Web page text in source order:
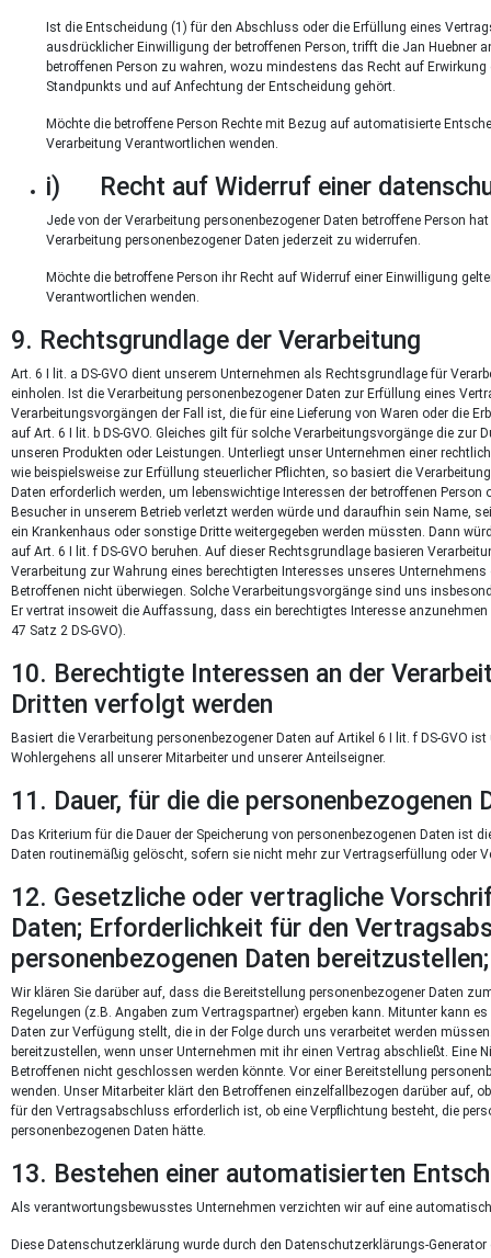
Ist die Entscheidung (1) für den Abschluss oder die Erfüllung eines
ausdrücklicher Einwilligung der betroffenen Person, trifft die Jan Huebner
betroffenen Person zu wahren, wozu mindestens das Recht auf
Standpunkts und auf Anfechtung der Entscheidung gehört.
Möchte die betroffene Person Rechte mit Bezug auf automatisierte
Verarbeitung Verantwortlichen wenden.
i) Recht auf Widerruf einer
Jede von der Verarbeitung personenbezogener Daten betroffene Person
Verarbeitung personenbezogener Daten jederzeit zu widerrufen.
Möchte die betroffene Person ihr Recht auf Widerruf einer Einwilligung
Verantwortlichen wenden.
9. Rechtsgrundlage der Verarbeitung
Art. 6 I lit. a DS-GVO dient unserem Unternehmen als Rechtsgrundlage für
einholen. Ist die Verarbeitung personenbezogener Daten zur Erfüllung eines
Verarbeitungsvorgängen der Fall ist, die für eine Lieferung von Waren oder die
auf Art. 6 I lit. b DS-GVO. Gleiches gilt für solche Verarbeitungsvorgänge die
unseren Produkten oder Leistungen. Unterliegt unser Unternehmen einer
wie beispielsweise zur Erfüllung steuerlicher Pflichten, so basiert die
Daten erforderlich werden, um lebenswichtige Interessen der betroffenen
Besucher in unserem Betrieb verletzt werden würde und daraufhin sein Name,
ein Krankenhaus oder sonstige Dritte weitergegeben werden müssten. Dann
auf Art. 6 I lit. f DS-GVO beruhen. Auf dieser Rechtsgrundlage basieren
Verarbeitung zur Wahrung eines berechtigten Interesses unseres
Betroffenen nicht überwiegen. Solche Verarbeitungsvorgänge sind uns
Er vertrat insoweit die Auffassung, dass ein berechtigtes Interesse
47 Satz 2 DS-GVO).
10. Berechtigte Interessen an der
Dritten verfolgt werden
Basiert die Verarbeitung personenbezogener Daten auf Artikel 6 I lit. f DS-GVO
Wohlergehens all unserer Mitarbeiter und unserer Anteilseigner.
11. Dauer, für die die personenbezogenen
Das Kriterium für die Dauer der Speicherung von personenbezogenen Daten ist
Daten routinemäßig gelöscht, sofern sie nicht mehr zur Vertragserfüllung oder
12. Gesetzliche oder vertragliche
Daten; Erforderlichkeit für den
personenbezogenen Daten
Wir klären Sie darüber auf, dass die Bereitstellung personenbezogener Daten
Regelungen (z.B. Angaben zum Vertragspartner) ergeben kann. Mitunter kann
Daten zur Verfügung stellt, die in der Folge durch uns verarbeitet werden
bereitzustellen, wenn unser Unternehmen mit ihr einen Vertrag abschließt.
Betroffenen nicht geschlossen werden könnte. Vor einer Bereitstellung
wenden. Unser Mitarbeiter klärt den Betroffenen einzelfallbezogen darüber auf,
für den Vertragsabschluss erforderlich ist, ob eine Verpflichtung besteht, die
personenbezogenen Daten hätte.
13. Bestehen einer automatisierten
Als verantwortungsbewusstes Unternehmen verzichten wir auf eine
Diese Datenschutzerklärung wurde durch den Datenschutzerklärungs-